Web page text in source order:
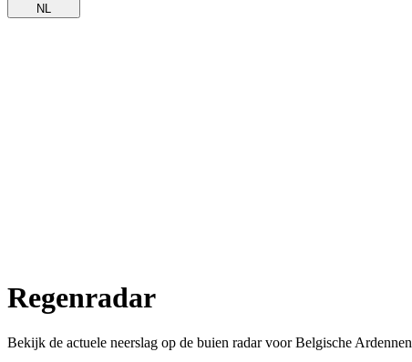
NL
Regenradar
Bekijk de actuele neerslag op de buien radar voor Belgische Ardennen